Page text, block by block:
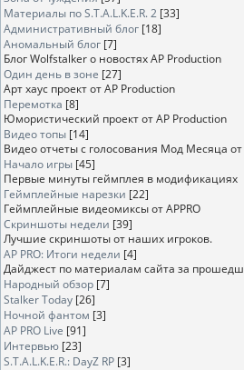
Материалы по S.T.A.L.K.E.R. 2 [33]
Административный блог [18]
Аномальный блог [7]
Блог Wolfstalker о новостях AP Production
Один день в зоне [27]
Арт хаус проект от AP Production
Перемотка [8]
Юмористический проект от AP Production
Видео топы [14]
Видео отчеты с голосования Мод Месяца от
Начало игры [45]
Первые минуты геймплея в модификациях
Геймплейные нарезки [22]
Геймплейные видеомиксы от APPRO
Скриншоты недели [39]
Лучшие скриншоты от наших игроков.
AP PRO: Итоги недели [4]
Дайджест по материалам сайта за
Народный обзор [7]
Stalker Today [26]
Ночной фантом [3]
AP PRO Live [91]
Интервью [23]
S.T.A.L.K.E.R.: DayZ RP [3]